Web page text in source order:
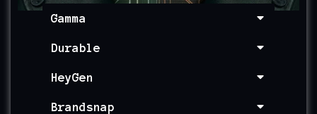
Gamma
Durable
HeyGen
Brandsnap